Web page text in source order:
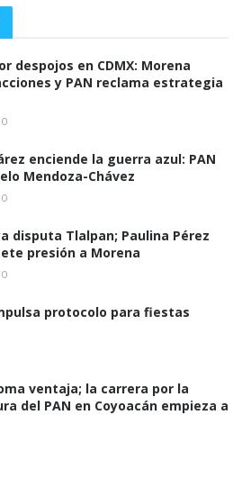
despojos en CDMX: Morena
y PAN reclama estrategia
enciende la guerra azul: PAN
Mendoza-Chávez
disputa Tlalpan; Paulina Pérez
presión a Morena
protocolo para fiestas
ventaja; la carrera por la
del PAN en Coyoacán empieza a